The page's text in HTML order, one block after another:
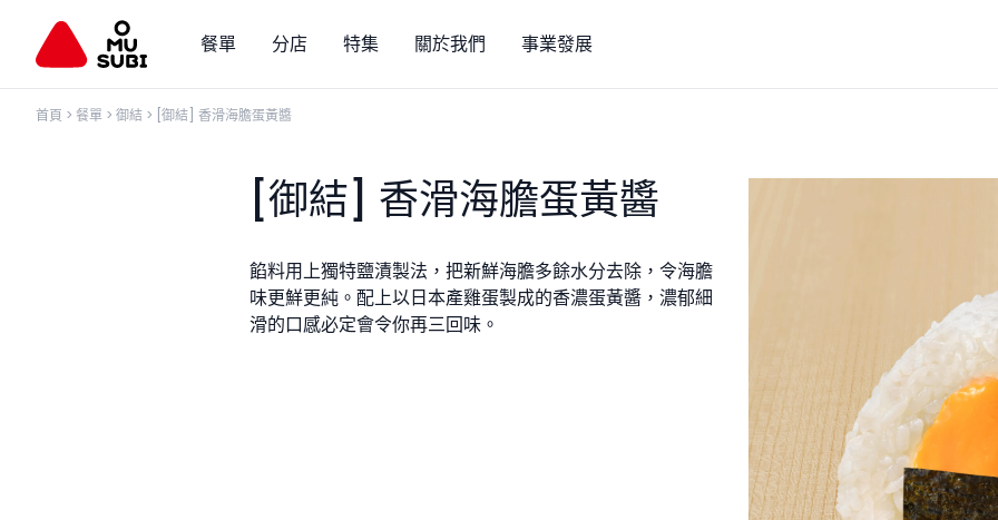
餐單 分店 特集 關於我們 事業發展
首頁 > 餐單 > 御結 > [御結] 香滑海膽蛋黃醬
[御結] 香滑海膽蛋黃醬
餡料用上獨特鹽漬製法，把新鮮海膽多餘水分去除，令海膽
味更鮮更純。配上以日本產雞蛋製成的香濃蛋黃醬，濃郁細
滑的口感必定會令你再三回味。